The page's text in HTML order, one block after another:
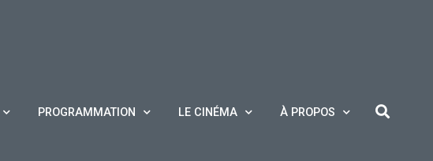
PROGRAMMATION LE CINÉMA À PROPOS